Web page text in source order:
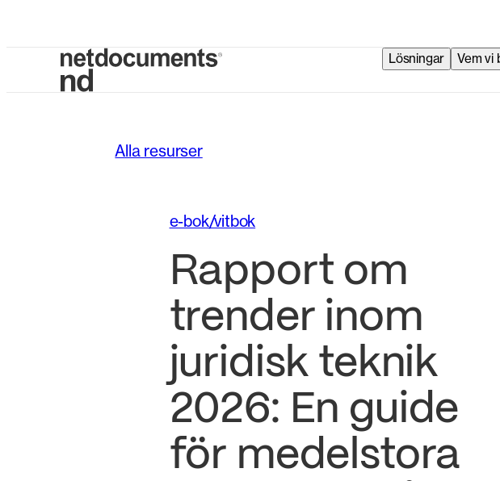
Lösningar Vem vi
Alla resurser
e-bok/vitbok
Rapport om
trender inom
juridisk teknik
2026: En guide
för medelstora